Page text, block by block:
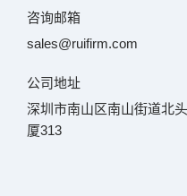
咨询邮箱
sales@ruifirm.com
公司地址
深圳市南山区南山街道北
厦313